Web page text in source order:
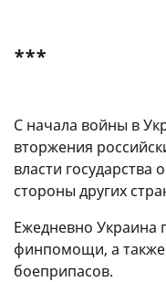
***
С начала войны в
вторжения
власти
стороны других
Ежедневно Украина
финпомощи, а
боеприпасов.